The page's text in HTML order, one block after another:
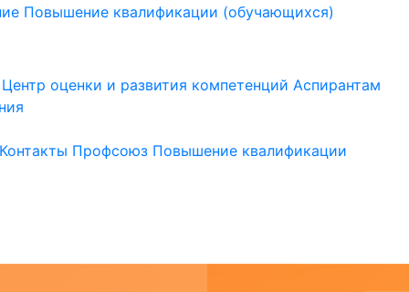
Повышение квалификации (обучающихся)
Центр оценки и развития компетенций Аспирантам
Контакты Профсоюз Повышение квалификации